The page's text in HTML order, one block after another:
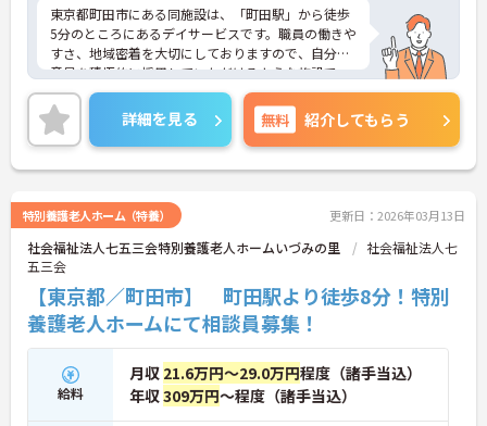
東京都町田市にある同施設は、「町田駅」から徒歩
5分のところにあるデイサービスです。職員の働きや
すさ、地域密着を大切にしておりますので、自分の
意見を積極的に採用していただけるような施設で
す。基本介護業務の兼務なく、相談業務に専念でき
るのも魅力です。
ご質問などございましたらお気軽のお問い合わせく
ださい。
詳細を見る 無料 紹介してもらう
特別養護老人ホーム（特養） 更新日：2026年03月13日
社会福祉法人七五三会特別養護老人ホームいづみの里
社会福祉法人七
五三会
【東京都／町田市】 町田駅より徒歩8分！特別
養護老人ホームにて相談員募集！
給料
月収 21.6万円～29.0万円程度（諸手当込）
年収309万円～程度（諸手当込）